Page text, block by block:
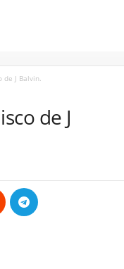
de J Balvin.
de J